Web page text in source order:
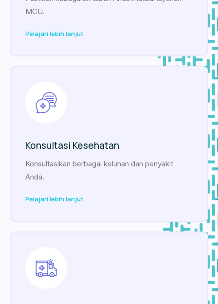
MCU.
Pelajari lebih lanjut
Konsultasi Kesehatan
Konsultasikan berbagai keluhan dan penyakit
Anda.
Pelajari lebih lanjut